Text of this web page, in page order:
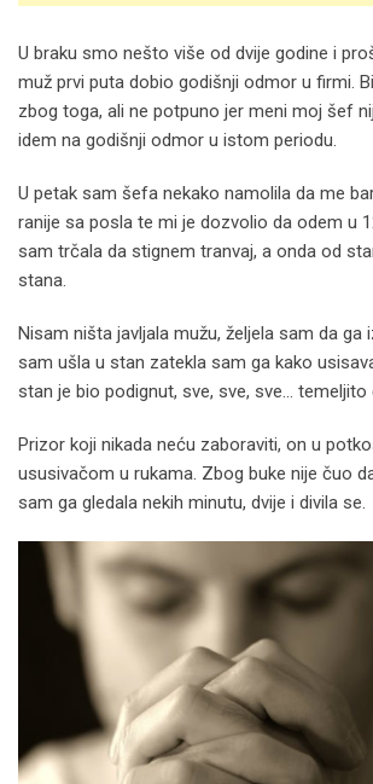
U braku smo nešto više od dvije godine i
muž prvi puta dobio godišnji odmor u firmi.
zbog toga, ali ne potpuno jer meni moj šef
idem na godišnji odmor u istom periodu.
U petak sam šefa nekako namolila da me
ranije sa posla te mi je dozvolio da odem u
sam trčala da stignem tranvaj, a onda od
stana.
Nisam ništa javljala mužu, željela sam da ga
sam ušla u stan zatekla sam ga kako
stan je bio podignut, sve, sve, sve… temeljito
Prizor koji nikada neću zaboraviti, on u
ususivačom u rukama. Zbog buke nije čuo
sam ga gledala nekih minutu, dvije i divila se.